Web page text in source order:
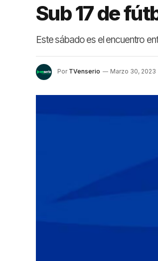
Sub 17 de
Este sábado es el encuentro
Por TVenserio Marzo 30, 2023